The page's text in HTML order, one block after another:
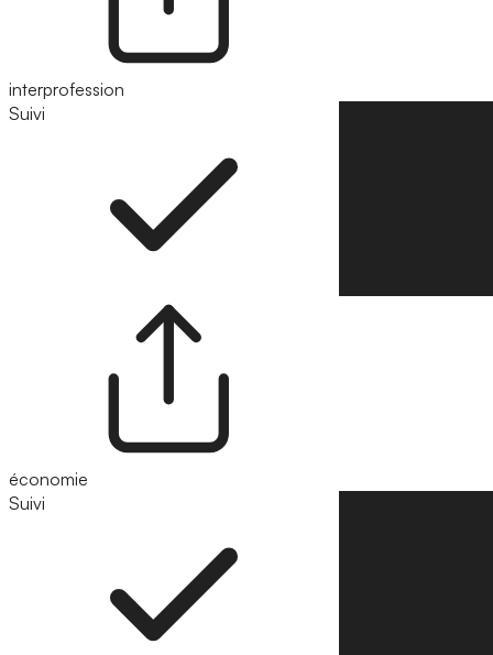
interprofession
Suivi
économie
Suivi